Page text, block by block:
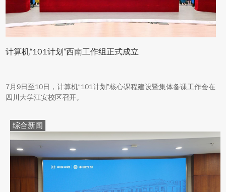
计算机“101计划”西南工作组正式成立
7月9日至10日，计算机“101计划”核心课程建设暨集体备课工作会在
四川大学江安校区召开。
综合新闻